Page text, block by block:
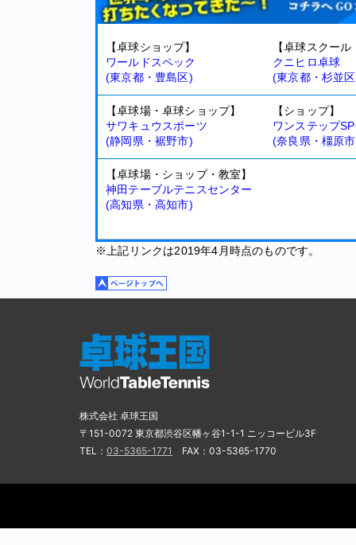
【卓球ショップ】
ワールドスペック
(東京都・豊島区)
【卓球スクー
クニヒロ卓球
(東京都・杉並
【卓球場・卓球ショップ】
サワキュウスポーツ
(静岡県・裾野市)
【ショップ】
ワンステップ
(奈良県・橿原
【卓球場・ショップ・教室】
神田テーブルテニスセンター
(高知県・高知市)
※上記リンクは2019年4月時点のものです。
株式会社 卓球王国
〒151-0072 東京都渋谷区幡ヶ谷1-1-1 ニッコービル3F
TEL： 03-5365-1771 FAX：03-5365-1770